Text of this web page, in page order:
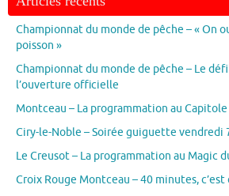
Championnat du monde de pêche – « On
poisson »
Championnat du monde de pêche – Le
l’ouverture officielle
Montceau – La programmation au
Ciry-le-Noble – Soirée guiguette vendredi
Le Creusot – La programmation au Magic
Croix Rouge Montceau – 40 minutes,